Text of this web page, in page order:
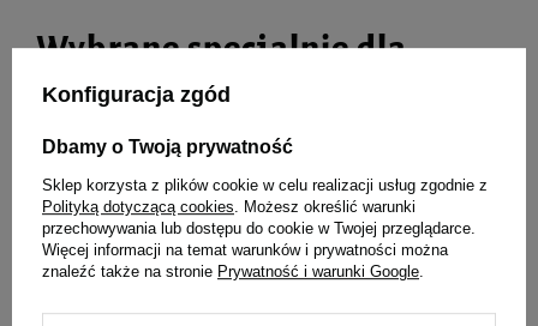
Wybrane specjalnie dla
Ciebie i Twojego czworonoga
Mokra karma dla kota Dolina
Noteci Premium mix 1 smaków 12
x 185 g
91,49 zł 41,21 zł / kg
Mokra karma dla kota filet z
tuńczyka Dolina Noteci Premium
185 g
11,32 zł 61,19 zł / kg
Konfiguracja zgód
Dbamy o Twoją prywatność
Sklep korzysta z plików cookie w celu realizacji usług zgodnie z
Polityką dotyczącą cookies . Możesz określić warunki
przechowywania lub dostępu do cookie w Twojej przeglądarce.
Więcej informacji na temat warunków i prywatności można
znaleźć także na stronie Prywatność i warunki Google